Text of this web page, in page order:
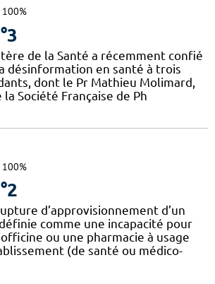
100%
de la Santé a récemment confié
désinformation en santé à trois
dont le Pr Mathieu Molimard,
Société Française de Ph
100%
d’approvisionnement d’un
comme une incapacité pour
ou une pharmacie à usage
(de santé ou médico-